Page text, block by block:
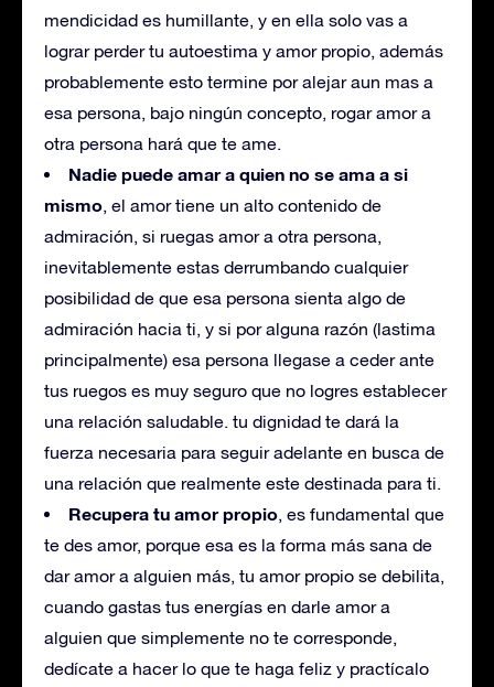
mendicidad es humillante, y en ella solo vas a
lograr perder tu autoestima y amor propio, además
probablemente esto termine por alejar aun mas a
esa persona, bajo ningún concepto, rogar amor a
otra persona hará que te ame.
Nadie puede amar a quien no se ama a si
mismo, el amor tiene un alto contenido de
admiración, si ruegas amor a otra persona,
inevitablemente estas derrumbando cualquier
posibilidad de que esa persona sienta algo de
admiración hacia ti, y si por alguna razón (lastima
principalmente) esa persona llegase a ceder ante
tus ruegos es muy seguro que no logres establecer
una relación saludable. tu dignidad te dará la
fuerza necesaria para seguir adelante en busca de
una relación que realmente este destinada para ti.
Recupera tu amor propio, es fundamental que
te des amor, porque esa es la forma más sana de
dar amor a alguien más, tu amor propio se debilita,
cuando gastas tus energías en darle amor a
alguien que simplemente no te corresponde,
dedícate a hacer lo que te haga feliz y practícalo